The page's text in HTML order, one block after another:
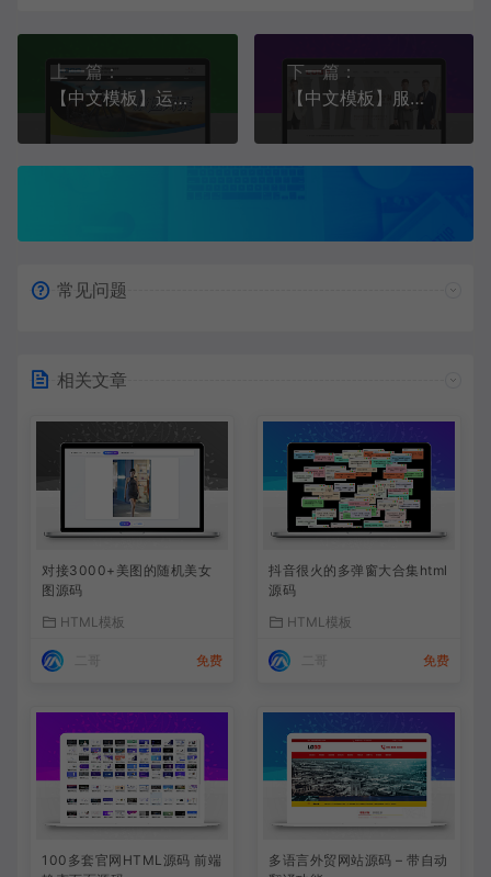
上一篇：
【中文模板】运动自行车模板 灰白款 响应式模板包含
下一篇：
【中文模板】服装定制网站 白+红款 响应式模板
常见问题
相关文章
对接3000+美图的随机美女
图源码
HTML模板
免费
抖音很火的多弹窗大合集html
源码
HTML模板
免费
100多套官网HTML源码 前端
多语言外贸网站源码 – 带自动